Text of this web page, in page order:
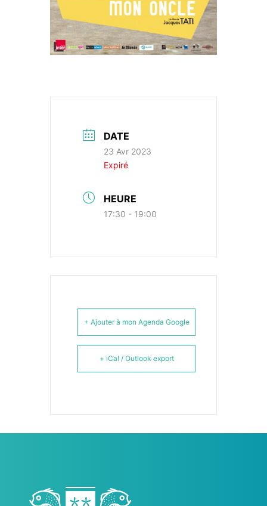
DATE
23 Avr 2023
Expiré
HEURE
17:30 - 19:00
+ Ajouter à mon Agenda Google
+ iCal / Outlook export